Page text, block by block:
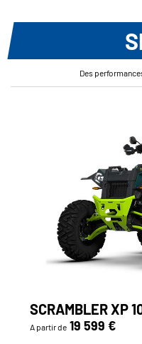
Des
SCRAMBLER XP
A partir de 19 599 €